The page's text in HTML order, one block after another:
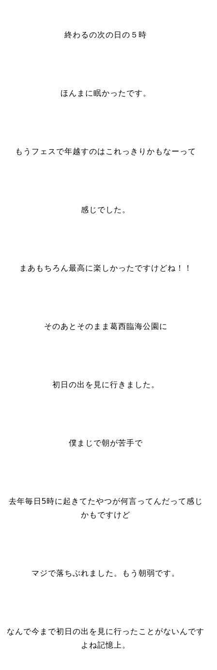
終わるの次の日の５時
ほんまに眠かったです。
もうフェスで年越すのはこれっきりかもなーって
感じでした。
まあもちろん最高に楽しかったですけどね！！
そのあとそのまま葛西臨海公園に
初日の出を見に行きました。
僕まじで朝が苦手で
去年毎日5時に起きてたやつが何言ってんだって感じ
かもですけど
マジで落ちぶれました。もう朝弱です。
なんで今まで初日の出を見に行ったことがないんです
よね記憶上。